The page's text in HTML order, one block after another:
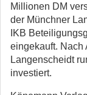
Millionen DM
der Münchner
IKB
eingekauft. Nach
Langenscheidt
investiert.